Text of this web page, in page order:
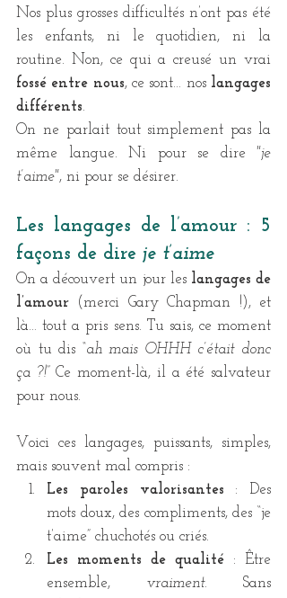
Nos plus grosses difficultés n’ont pas été
les enfants, ni le quotidien, ni la
fossé entre nous, ce sont… nos langages
différents.
On ne parlait tout simplement pas la
même langue. Ni pour se dire "je
t’aime", ni pour se désirer.
Les langages de l’amour : 5
façons de dire je t’aime
On a découvert un jour les langages de
l’amour (merci Gary Chapman !), et
là… tout a pris sens. Tu sais, ce moment
où tu dis “ah mais OHHH c’était donc
ça ?!” Ce moment-là, il a été salvateur
pour nous.
Voici ces langages, puissants, simples,
mais souvent mal compris :
Les paroles valorisantes : Des
mots doux, des compliments, des “je
t’aime” chuchotés ou criés.
Les moments de qualité : Être
ensemble, vraiment. Sans